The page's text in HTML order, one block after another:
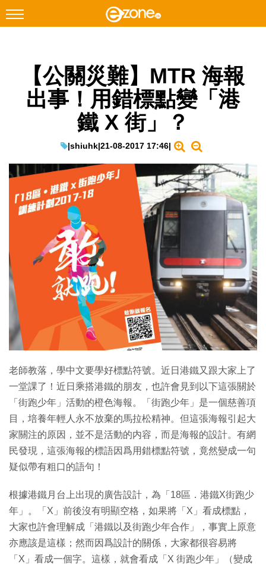
Facebook Instagram
科技焦點
教學評測
EduTech
IT Times
生成式AI與雲端應用
Enterprise Digital Transformation
特集
【公關災難】MTR 海報
出事！用錯標點變「港
鐵 X 街」？
|shiuhk|21-08-2017 17:46|
老師教落，學中文要學好標點符號。近日港鐵又跟大家上了
一堂課了！近日乘搭港鐵的朋友，也許會見到以下這張關於
「街跑少年」活動的橙色海報。「街跑少年」是一個慈善項
目，培養年輕人永不放棄的馬拉松精神。但這張海報引起大
家關注的原因，並不是活動的内容，而是海報的設計。有網
民發現，這張海報的標語因爲用錯標點符號，竟然變成一句
疑似帶有粗口的語句！
根據港鐵月台上出現的廣告設計，為「18區．港鐵X街跑少
年」。「X」前後沒有明顯空格，如果將「X」看成標點，
大家也許會理解成「港鐵以及街跑少年合作」，事實上原意
亦應該是這樣；然而因爲設計的關係，大家都很容易將
「X」看成一個字。這樣，就會看成「X 街跑少年」（變成